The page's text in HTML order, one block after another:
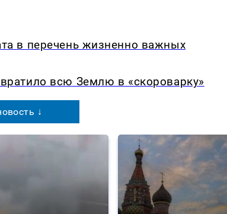
в перечень жизненно важных
всю Землю в «скороварку»
↓